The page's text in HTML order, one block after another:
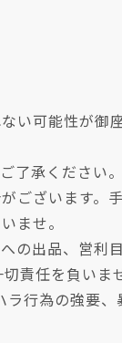
い可能性が御
了承ください。
ございます。
ませ。
の出品、営利
責任を負いま
行為の強要、